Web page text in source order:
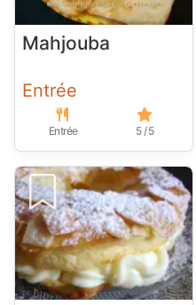
Mahjouba
Entrée
Entrée 5 / 5